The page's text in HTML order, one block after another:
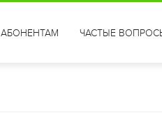
АБОНЕНТАМ ЧАСТЫЕ